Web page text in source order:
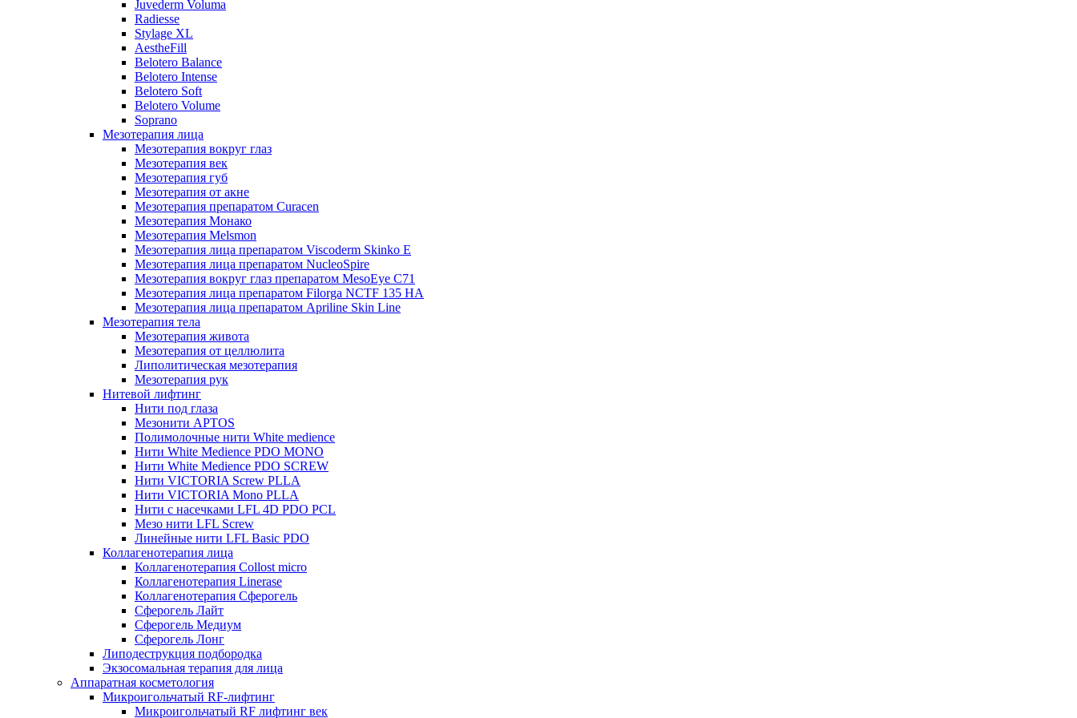
Juvederm Voluma
Radiesse
Stylage XL
AestheFill
Belotero Balance
Belotero Intense
Belotero Soft
Belotero Volume
Soprano
Мезотерапия лица
Мезотерапия вокруг глаз
Мезотерапия век
Мезотерапия губ
Мезотерапия от акне
Мезотерапия препаратом Curacen
Мезотерапия Монако
Мезотерапия Melsmon
Мезотерапия лица препаратом Viscoderm Skinko E
Мезотерапия лица препаратом NucleoSpire
Мезотерапия вокруг глаз препаратом MesoEye С71
Мезотерапия лица препаратом Filorga NCTF 135 HA
Мезотерапия лица препаратом Apriline Skin Line
Мезотерапия тела
Мезотерапия живота
Мезотерапия от целлюлита
Липолитическая мезотерапия
Мезотерапия рук
Нитевой лифтинг
Нити под глаза
Мезонити APTOS
Полимолочные нити White medience
Нити White Medience PDO MONO
Нити White Medience PDO SCREW
Нити VICTORIA Screw PLLA
Нити VICTORIA Mono PLLA
Нити с насечками LFL 4D PDO PCL
Мезо нити LFL Screw
Линейные нити LFL Basic PDO
Коллагенотерапия лица
Коллагенотерапия Collost micro
Коллагенотерапия Linerase
Коллагенотерапия Сферогель
Сферогель Лайт
Сферогель Медиум
Сферогель Лонг
Липодеструкция подбородка
Экзосомальная терапия для лица
Аппаратная косметология
Микроигольчатый RF-лифтинг
Микроигольчатый RF лифтинг век